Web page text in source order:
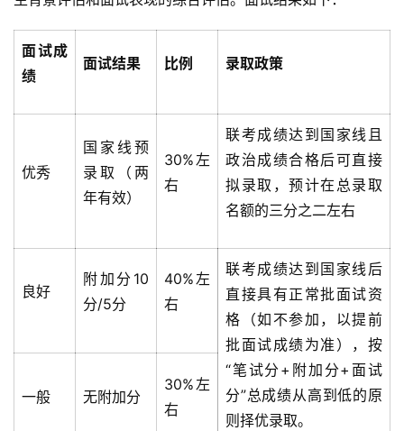
面试成
绩
面试结果 比例 录取政策
优秀
国家线预
录取（两
年有效）
30%左
右
联考成绩达到国家线且
政治成绩合格后可直接
拟录取，预计在总录取
名额的三分之二左右
良好
附加分10
分/5分
40%左
右
联考成绩达到国家线后
直接具有正常批面试资
格（如不参加，以提前
批面试成绩为准），按
“笔试分+附加分+面试
分”总成绩从高到低的原
则择优录取。
一般 无附加分
30%左
右